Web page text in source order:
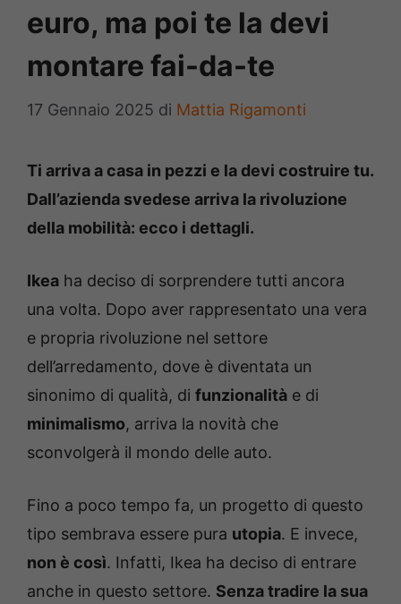
euro, ma poi te la devi
montare fai-da-te
17 Gennaio 2025 di Mattia Rigamonti
Ti arriva a casa in pezzi e la devi costruire tu.
Dall’azienda svedese arriva la rivoluzione
della mobilità: ecco i dettagli.
Ikea ha deciso di sorprendere tutti ancora
una volta. Dopo aver rappresentato una vera
e propria rivoluzione nel settore
dell’arredamento, dove è diventata un
sinonimo di qualità, di funzionalità e di
minimalismo, arriva la novità che
sconvolgerà il mondo delle auto.
Fino a poco tempo fa, un progetto di questo
tipo sembrava essere pura utopia. E invece,
non è così. Infatti, Ikea ha deciso di entrare
anche in questo settore. Senza tradire la sua